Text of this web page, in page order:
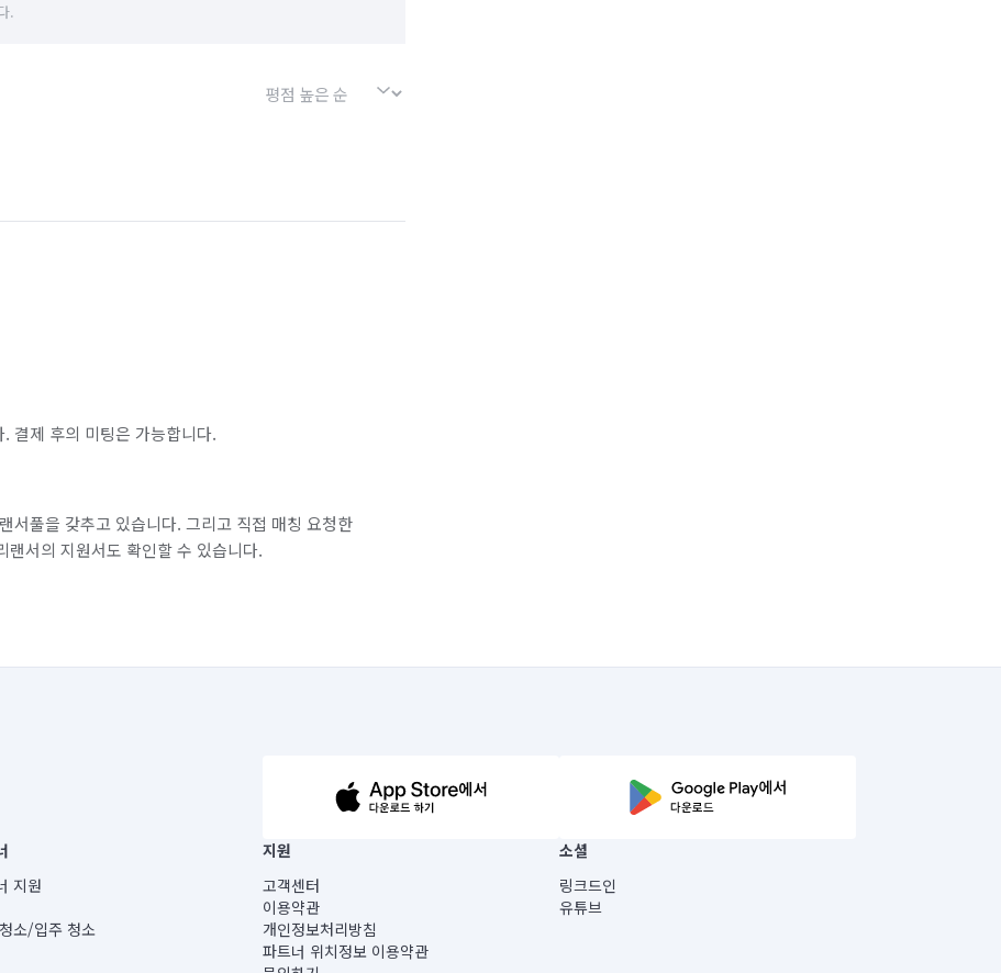
.
결제 후의 미팅은 가능합니다.
서풀을 갖추고 있습니다. 그리고 직접 매칭 요청한
서의 지원서도 확인할 수 있습니다.
14-5-00019 |
정보) |
빌딩) B동 5층
미소
지원
소/입주 청소
지원
고객센터
이용약관
개인정보처리방침
파트너 위치정보 이용약관
소셜
링크드인
유튜브